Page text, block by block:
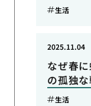
生活
なぜ春
の孤独
2025.11.04
生活